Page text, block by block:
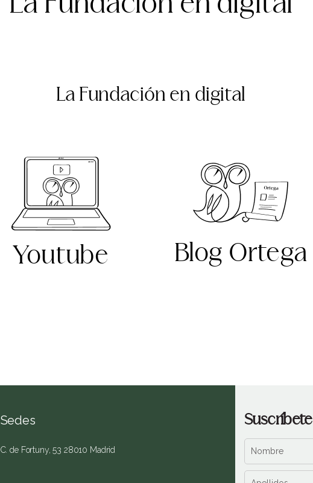
La Fundación en digital
Youtube Blog Ortega
Sedes
C. de Fortuny, 53 28010 Madrid
Suscríbete